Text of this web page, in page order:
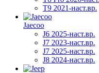
T9 2021-наст.вр.
Jaecoo
J6 2025-наст.вр.
J7 2023-наст.вр.
J7 2025-наст.вр.
J8 2024-наст.вр.